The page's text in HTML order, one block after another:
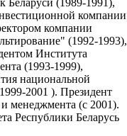
Беларуси (1989-1991),
компании
компании
(1992-1993),
Института
(1993-1999),
национальной
2001 ). Президент
менеджмента (с 2001).
Республики Беларусь